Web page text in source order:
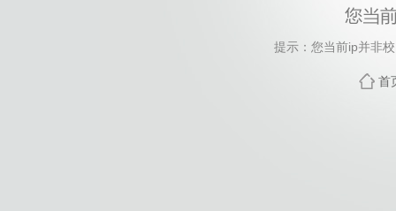
提示：您当前ip并非
首